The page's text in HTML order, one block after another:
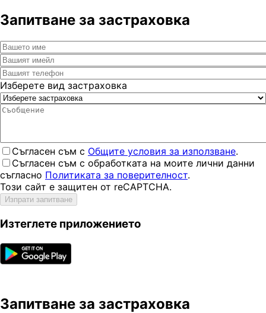
Запитване за застраховка
Изберете вид застраховка
Съгласен съм с Общите условия за използване.
Съгласен съм с обработката на моите лични данни
съгласно Политиката за поверителност.
Този сайт е защитен от reCAPTCHA.
Изпрати запитване
Изтеглете приложението
Запитване за застраховка